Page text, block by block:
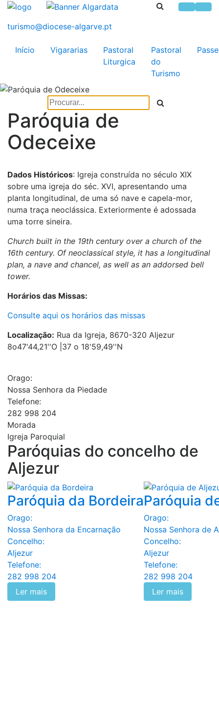
Início Vigararias
Pastoral
Liturgica
Pastoral
do
Turismo
Paróquia de
Odeceixe
Dados Históricos: Igreja construída no século XIX
sobre uma igreja do séc. XVI, apresentando uma
planta longitudinal, de uma só nave e capela-mor,
numa traça neoclássica. Exteriormente é adossada
uma torre sineira.
Church built in the 19th century over a church of the
16th century. Of neoclassical style, it has a longitudinal
plan, a nave and chancel, as well as an addorsed bell
tower.
Horários das Missas:
Consulte aqui os horários das missas
Localização: Rua da Igreja, 8670-320 Aljezur
8o47'44,21''O |37 o 18'59,49''N
Orago:
Nossa Senhora da Piedade
Telefone:
282 998 204
Morada
Igreja Paroquial
Paróquias do concelho de
Aljezur
Paróquia da Bordeira
Orago:
Nossa Senhora da Encarnação
Concelho:
Aljezur
Telefone:
282 998 204
Ler mais
Paróquia
Orago:
Nossa Senhora de
Concelho:
Aljezur
Telefone:
282 998 204
Ler mais